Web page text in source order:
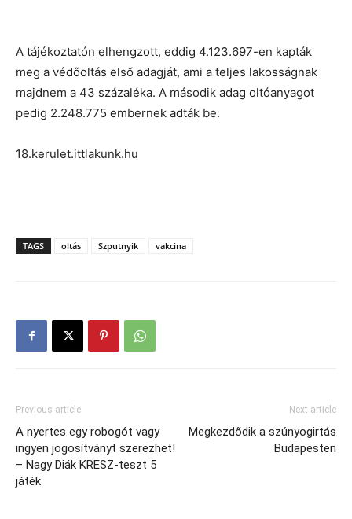
A tájékoztatón elhengzott, eddig 4.123.697-en kapták
meg a védőoltás első adagját, ami a teljes lakosságnak
majdnem a 43 százaléka. A második adag oltóanyagot
pedig 2.248.775 embernek adták be.
18.kerulet.ittlakunk.hu
TAGS oltás Szputnyik vakcina
Previous article
A nyertes egy robogót vagy
ingyen jogosítványt szerezhet!
– Nagy Diák KRESZ-teszt 5
játék
Next article
Megkezdődik a szúnyogirtás
Budapesten